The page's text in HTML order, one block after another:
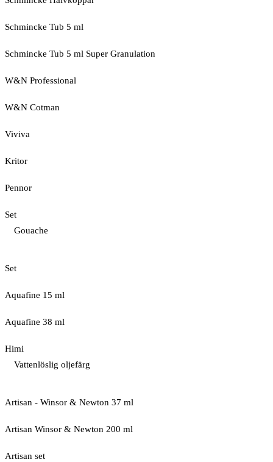
Schmincke Tub 5 ml
Schmincke Tub 5 ml Super Granulation
W&N Professional
W&N Cotman
Viviva
Kritor
Pennor
Set
Gouache
Set
Aquafine 15 ml
Aquafine 38 ml
Himi
Vattenlöslig oljefärg
Artisan - Winsor & Newton 37 ml
Artisan Winsor & Newton 200 ml
Artisan set